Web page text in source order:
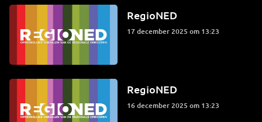
RegioNED
17 december 2025 om 13:23
RegioNED
16 december 2025 om 13:23